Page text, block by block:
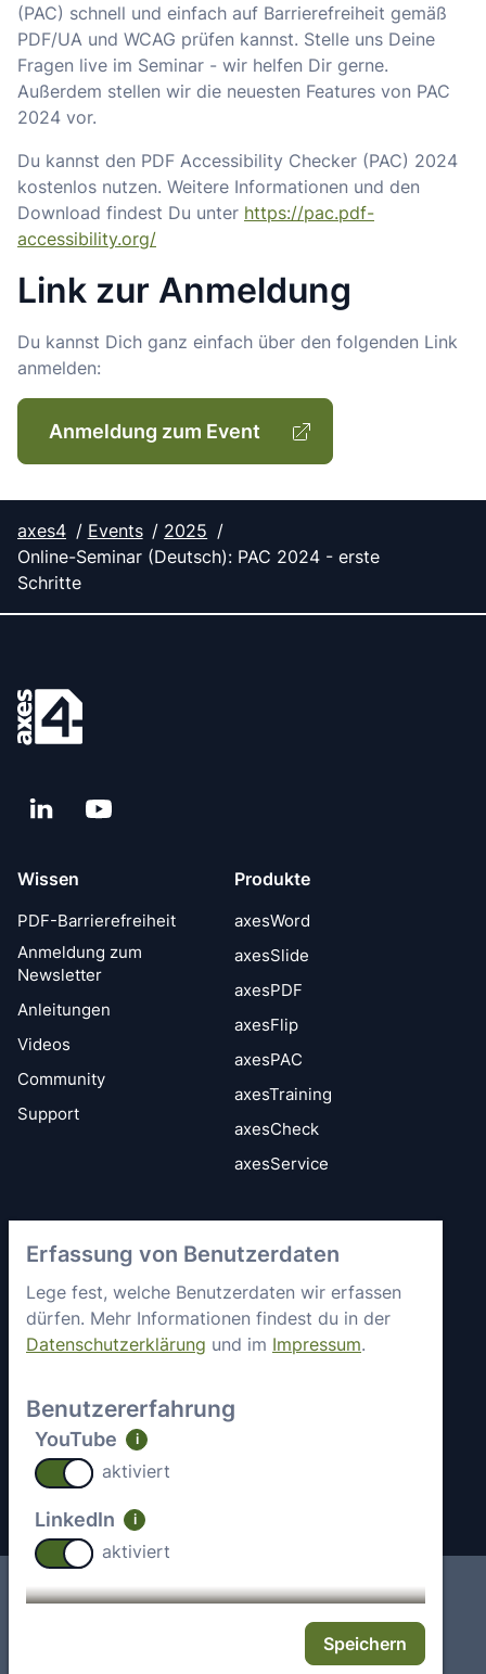
Erfassung von Benutzerdaten
Lege fest, welche Benutzerdaten wir erfassen
dürfen. Mehr Informationen findest du in der
Datenschutzerklärung und im Impressum.
Benutzererfahrung
YouTube i
aktiviert
LinkedIn i
aktiviert
Speichern
(PAC) schnell und einfach auf Barrierefreiheit gemäß
PDF/UA und WCAG prüfen kannst. Stelle uns Deine
Fragen live im Seminar - wir helfen Dir gerne.
Außerdem stellen wir die neuesten Features von PAC
2024 vor.
Du kannst den PDF Accessibility Checker (PAC) 2024
kostenlos nutzen. Weitere Informationen und den
Download findest Du unter https://pac.pdf-
accessibility.org/
Link zur Anmeldung
Du kannst Dich ganz einfach über den folgenden Link
anmelden:
Anmeldung zum Event
axes4 Events
2025
Online-Seminar (Deutsch): PAC 2024 - erste
Schritte
LinkedInYouTube
Wissen
PDF-Barrierefreiheit
Anmeldung zum
Newsletter
Anleitungen
Videos
Community
Support
Produkte
axesWord
axesSlide
axesPDF
axesFlip
axesPAC
axesTraining
axesCheck
axesService
Sicherheit
Allgemeine
Geschäftsbedingungen
Datenschutz
Impressum
Mitgliedschaften &
Engagement